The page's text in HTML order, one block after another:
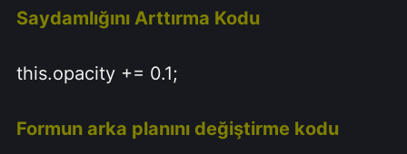
Saydamlığını Arttırma Kodu
this.opacity += 0.1;
Formun arka planını değiştirme kodu